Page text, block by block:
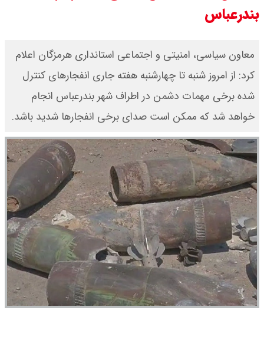
درصد افزایش می دهند
رهبر انقلاب با مسعود پزشکیان دیدار
کرد / درباره مشکلات کشور و تعامل
اقتصادی با طرفهای خارجی گفتگو شد
بندرعباس
معاون سیاسی، امنیتی و اجتماعی استانداری هرمزگان اعلام
کرد: از امروز شنبه تا چهارشنبه هفته جاری انفجارهای کنترل
شده برخی مهمات دشمن در اطراف شهر بندرعباس انجام
خواهد شد که ممکن است صدای برخی انفجارها شدید باشد.